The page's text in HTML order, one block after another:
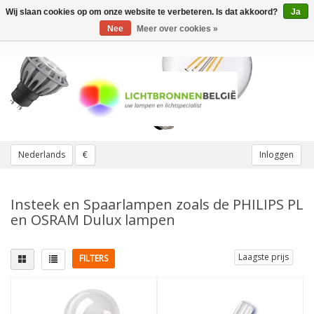
Nederlands € Inloggen
Toggle
Insteek en Spaarlampen zoals de PHILIPS PL
en OSRAM Dulux lampen
FILTERS Laagste prijs
Lampvoet
Wij slaan cookies op om onze website te verbeteren. Is dat akkoord?
Ja
Nee
Meer over cookies »